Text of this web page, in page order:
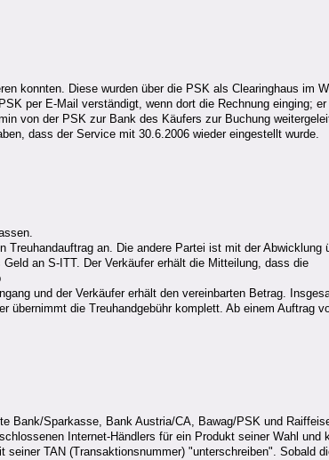
konnten. Diese wurden über die PSK als Clearinghaus im
per E-Mail verständigt, wenn dort die Rechnung einging;
von der PSK zur Bank des Käufers zur Buchung
dass der Service mit 30.6.2006 wieder eingestellt wurde.
Treuhandauftrag an. Die andere Partei ist mit der Abwicklung
an S-ITT. Der Verkäufer erhält die Mitteilung, dass die
und der Verkäufer erhält den vereinbarten Betrag.
übernimmt die Treuhandgebühr komplett. Ab einem Auftrag
Bank/Sparkasse, Bank Austria/CA, Bawag/PSK und
Internet-Händlers für ein Produkt seiner Wahl
TAN (Transaktionsnummer) "unterschreiben". Sobald